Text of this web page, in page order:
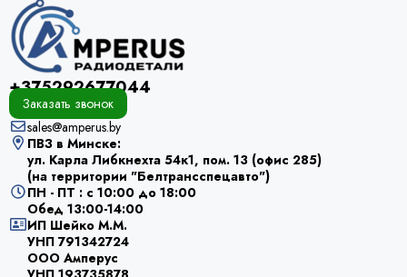
+375292677044
Заказать звонок
sales@amperus.by
ПВЗ в Минске:
ул. Карла Либкнехта 54к1, пом. 13 (офис 285)
(на территории "Белтрансспецавто")
ПН - ПТ : с 10:00 до 18:00
Обед 13:00-14:00
ИП Шейко М.М.
УНП 791342724
ООО Амперус